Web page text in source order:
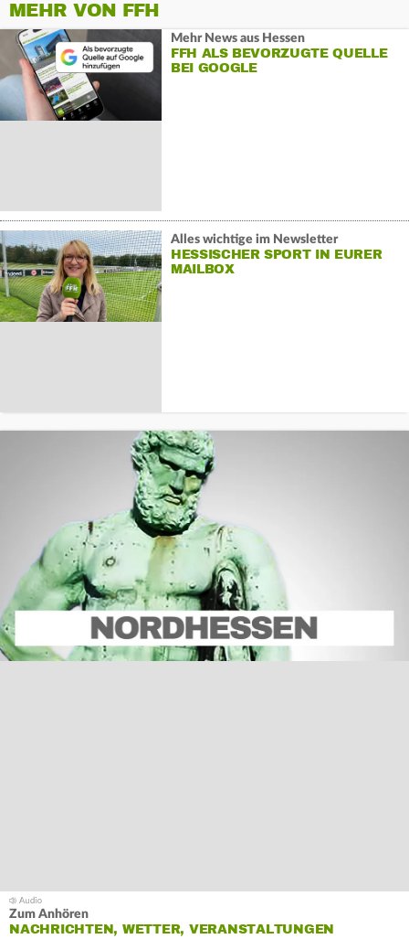
MEHR VON FFH
Mehr News aus Hessen
FFH ALS BEVORZUGTE QUELLE
BEI GOOGLE
Alles wichtige im Newsletter
HESSISCHER SPORT IN EURER
MAILBOX
Zum Anhören
NACHRICHTEN, WETTER, VERANSTALTUNGEN